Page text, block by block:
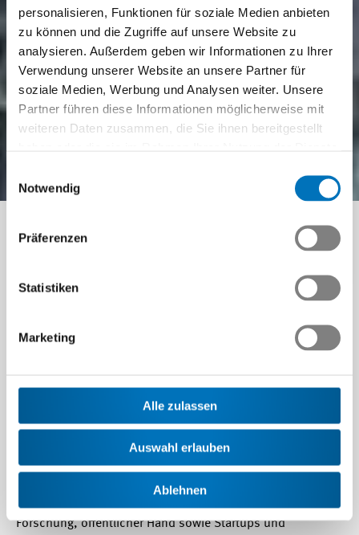
personalisieren, Funktionen für soziale Medien anbieten
zu können und die Zugriffe auf unsere Website zu
analysieren. Außerdem geben wir Informationen zu Ihrer
Verwendung unserer Website an unsere Partner für
soziale Medien, Werbung und Analysen weiter. Unsere
Partner führen diese Informationen möglicherweise mit
weiteren Daten zusammen, die Sie ihnen bereitgestellt
Notwendig
Präferenzen
Statistiken
Marketing
Alle zulassen
Auswahl erlauben
Ablehnen
INFORMATIONSVERANSTALTUNG
Schweizerische
Konferenz für Technik
Umsetzung konkreter Lösungen für zentrale
Energie, Ressourcen und Umwelt
Die Hochschule für Technik und Umwelt FHNW lanciert
Im Zentrum stehen die Entwicklung und Umsetzung
konkreter Lösungen für zentrale Herausforderungen in den
Bereichen Energie, Ressourcen und Umwelt.
„Engineering, das wirkt“
Konferenz Akteurinnen und Akteure aus Industrie,
Forschung, öffentlicher Hand sowie Startups und